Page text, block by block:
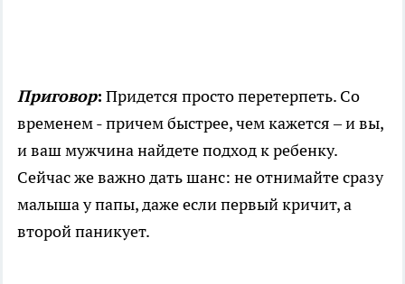
Приговор: Придется просто перетерпеть. Со
временем - причем быстрее, чем кажется – и вы,
и ваш мужчина найдете подход к ребенку.
Сейчас же важно дать шанс: не отнимайте сразу
малыша у папы, даже если первый кричит, а
второй паникует.